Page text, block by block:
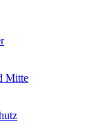
Mitte